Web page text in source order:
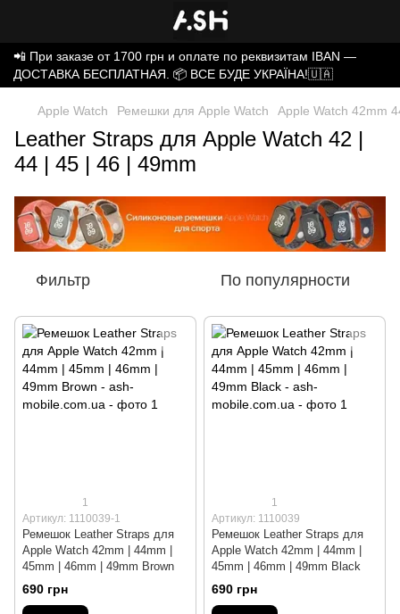
📲 При заказе от 1700 грн и оплате по реквизитам IBAN —
ДОСТАВКА БЕСПЛАТНАЯ. 📦 ВСЕ БУДЕ УКРАЇНА!🇺🇦
Apple Watch Ремешки для Apple Watch Apple Watch 42mm
Leather Straps для Apple Watch 42 |
44 | 45 | 46 | 49mm
Фильтр По популярности
1
Артикул: 1110039-1
Ремешок Leather Straps для
Apple Watch 42mm | 44mm |
45mm | 46mm | 49mm Brown
690 грн
1
Артикул: 1110039
Ремешок Leather Straps для
Apple Watch 42mm | 44mm |
45mm | 46mm | 49mm Black
690 грн